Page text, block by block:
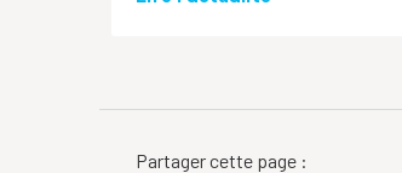
Partager cette page :